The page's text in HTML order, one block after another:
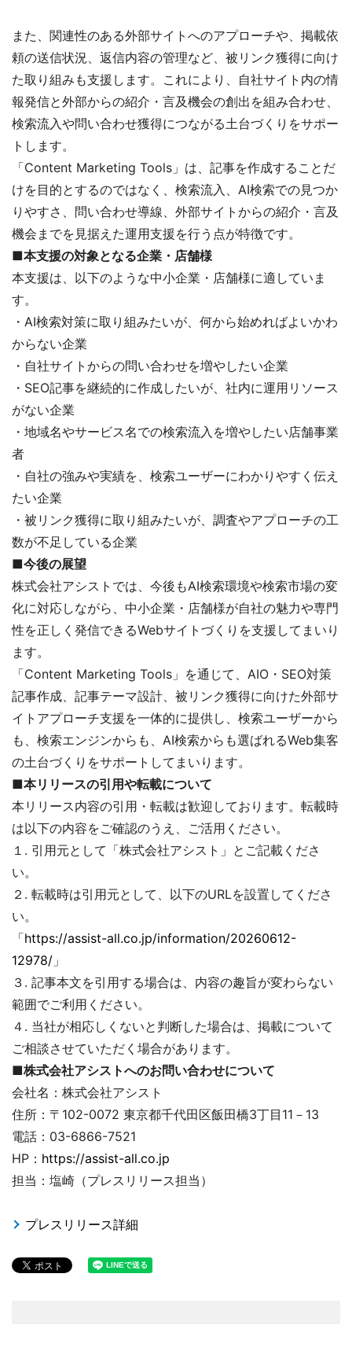
また、関連性のある外部サイトへのアプローチや、掲載依
頼の送信状況、返信内容の管理など、被リンク獲得に向け
た取り組みも支援します。これにより、自社サイト内の情
報発信と外部からの紹介・言及機会の創出を組み合わせ、
検索流入や問い合わせ獲得につながる土台づくりをサポー
トします。
「Content Marketing Tools」は、記事を作成することだ
けを目的とするのではなく、検索流入、AI検索での見つか
りやすさ、問い合わせ導線、外部サイトからの紹介・言及
機会までを見据えた運用支援を行う点が特徴です。
■本支援の対象となる企業・店舗様
本支援は、以下のような中小企業・店舗様に適していま
す。
・AI検索対策に取り組みたいが、何から始めればよいかわ
からない企業
・自社サイトからの問い合わせを増やしたい企業
・SEO記事を継続的に作成したいが、社内に運用リソース
がない企業
・地域名やサービス名での検索流入を増やしたい店舗事業
者
・自社の強みや実績を、検索ユーザーにわかりやすく伝え
たい企業
・被リンク獲得に取り組みたいが、調査やアプローチの工
数が不足している企業
■今後の展望
株式会社アシストでは、今後もAI検索環境や検索市場の変
化に対応しながら、中小企業・店舗様が自社の魅力や専門
性を正しく発信できるWebサイトづくりを支援してまいり
ます。
「Content Marketing Tools」を通じて、AIO・SEO対策
記事作成、記事テーマ設計、被リンク獲得に向けた外部サ
イトアプローチ支援を一体的に提供し、検索ユーザーから
も、検索エンジンからも、AI検索からも選ばれるWeb集客
の土台づくりをサポートしてまいります。
■本リリースの引用や転載について
本リリース内容の引用・転載は歓迎しております。転載時
は以下の内容をご確認のうえ、ご活用ください。
１. 引用元として「株式会社アシスト」とご記載くださ
い。
２. 転載時は引用元として、以下のURLを設置してくださ
い。
「https://assist-all.co.jp/information/20260612-
12978/ 」
３. 記事本文を引用する場合は、内容の趣旨が変わらない
範囲でご利用ください。
４. 当社が相応しくないと判断した場合は、掲載について
ご相談させていただく場合があります。
■株式会社アシストへのお問い合わせについて
会社名：株式会社アシスト
住所：〒102-0072 東京都千代田区飯田橋3丁目11－13
電話：03-6866-7521
HP： https://assist-all.co.jp
担当：塩崎（プレスリリース担当）
プレスリリース詳細